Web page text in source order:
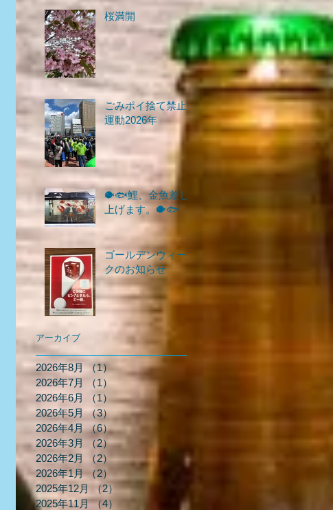
桜満開
ごみポイ捨て禁止
運動2026年
🐡🐟鯉、金魚差し
上げます。🐡🐟
ゴールデンウィー
クのお知らせ
アーカイブ
2026年8月 （1）
1件の記事
2026年7月
（1）
1件の記事
2026年6月
（1）1件の記事
2026年5月 （3）3件の記事
2026年4月 （6）6件の記事
2026年3月
（2）2件の記事
2026年2月
（2）2件の記事
2026年1月 （2）2件の記事
2025年12月
（2）2件の記事
2025年11月 （4）
4件の記事